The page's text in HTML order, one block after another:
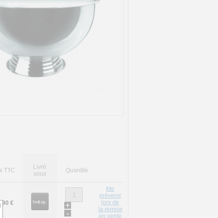
TTC
Livré
sous
Quantité
€
+
-
Me
prévenir
lors de
la remise
en vente